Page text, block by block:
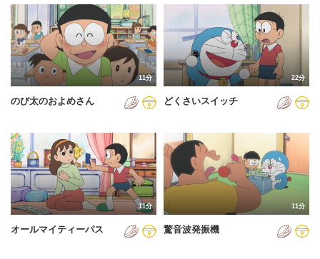
2014年
2015年
2016年
2017年
2019年
2020年
2021年
2022年
11分
のび太のおよめさん
22分
どくさいスイッチ
11分
オールマイティーパス
11分
驚音波発振機